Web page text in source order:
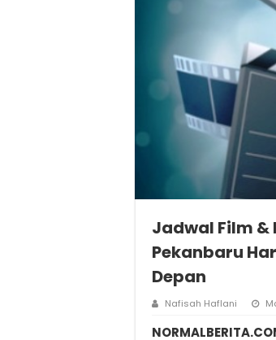
Jadwal Film &
Pekanbaru
Depan
Nafisah Haflani